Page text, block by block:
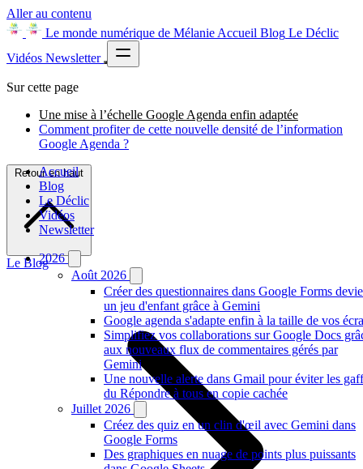
Aller au contenu
Le monde numérique de Mélanie Accueil Blog Le Déclic
Vidéos Newsletter
Accueil
Blog
Le Déclic
Vidéos
Newsletter
2026
Août 2026
Créer des questionnaires dans Google Forms
un jeu d'enfant grâce à Gemini
Google agenda s'adapte enfin à la taille de vos
Simplifiez vos collaborations sur Google Docs
aux nouveaux flux de commentaires gérés par
Gemini
Une nouvelle alerte dans Gmail pour éviter les
du Répondre à tous en copie cachée
Juillet 2026
Créez des quiz en un clin d'œil avec Gemini dans
Google Forms
Des graphiques en nuage de points plus puissants
Sur cette page
Une mise à l’échelle Google Agenda enfin adaptée
Comment profiter de cette nouvelle densité de l’information
Google Agenda ?
Retour en haut
Le Blog